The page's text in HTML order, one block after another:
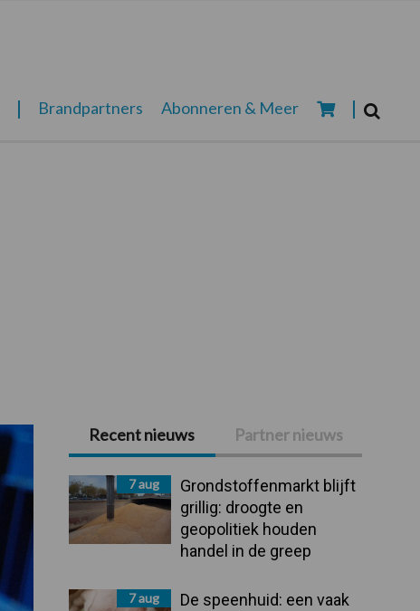
Brandpartners Abonneren & Meer
Primaire
Sidebar
Recent nieuws Partner nieuws
7 aug
Grondstoffenmarkt blijft
grillig: droogte en
geopolitiek houden
handel in de greep
7 aug
De speenhuid: een vaak